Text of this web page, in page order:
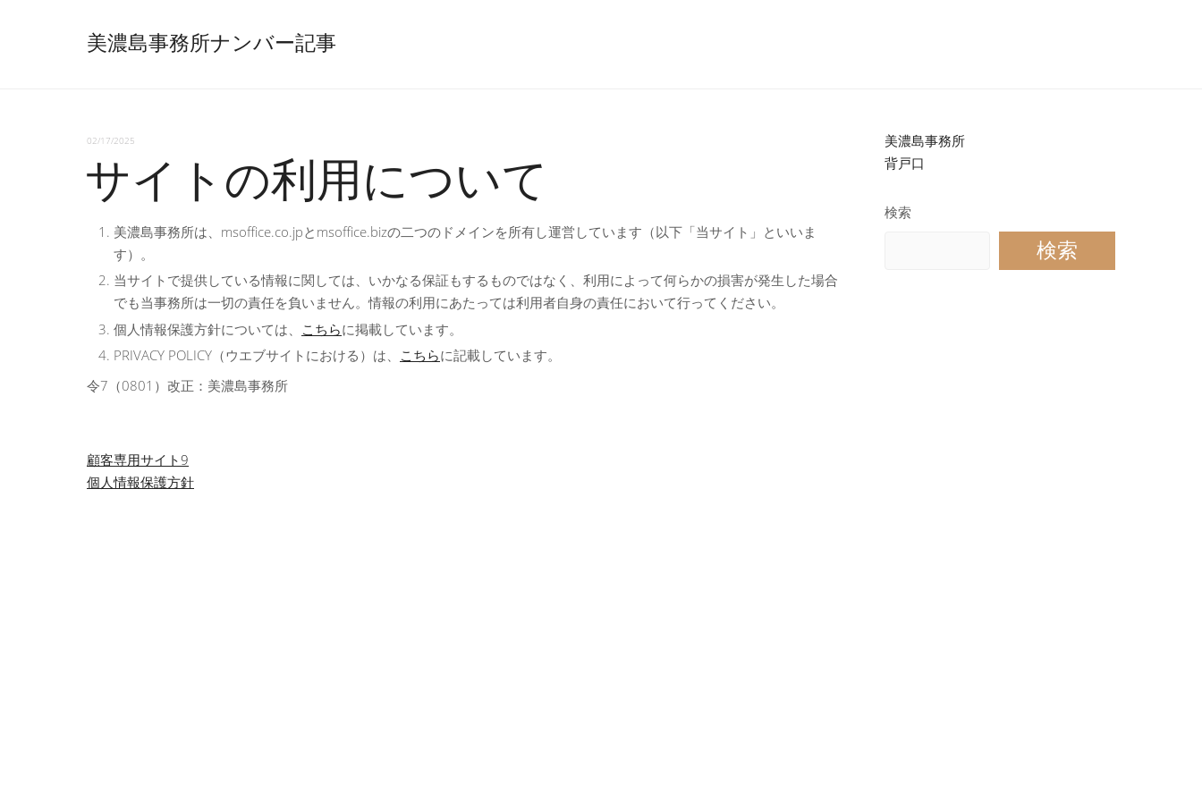
美濃島事務所ナンバー記事
02/17/2025
サイトの利用について
美濃島事務所は、msoffice.co.jpとmsoffice.bizの二つのドメインを所有し運営しています（以下「当サイト」といいま
す）。
当サイトで提供している情報に関しては、いかなる保証もするものではなく、利用によって何らかの損害が発生した場合
でも当事務所は一切の責任を負いません。情報の利用にあたっては利用者自身の責任において行ってください。
個人情報保護方針については、 こちらに掲載しています。
PRIVACY POLICY（ウエブサイトにおける）は、 こちらに記載しています。
令7（0801）改正：美濃島事務所
投
稿
顧客専用サイト9
個人情報保護方針
美濃島事務所
背戸口
検索
検索